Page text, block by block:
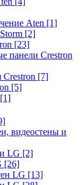
Aten [1]
[2]
[23]
панели Crestron
[7]
[5]
[1]
видеостены и
LG [2]
[26]
LG [13]